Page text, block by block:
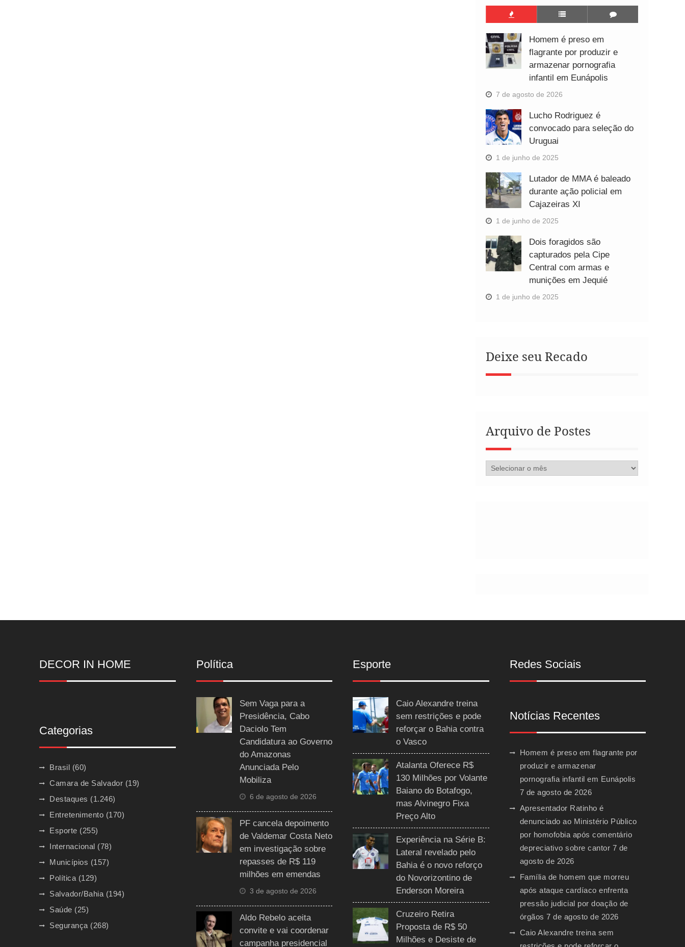
Homem é preso em
flagrante por produzir e
armazenar pornografia
infantil em Eunápolis
7 de agosto de 2026
Lucho Rodriguez é
convocado para seleção do
Uruguai
1 de junho de 2025
Lutador de MMA é baleado
durante ação policial em
Cajazeiras XI
1 de junho de 2025
Dois foragidos são
capturados pela Cipe
Central com armas e
munições em Jequié
1 de junho de 2025
Deixe seu Recado
Arquivo de Postes
Arquivo
DECOR IN HOME
Categorias
Brasil (60)
Camara de Salvador (19)
Destaques (1.246)
Entretenimento (170)
Esporte (255)
Internacional (78)
Municípios (157)
Política (129)
Salvador/Bahia (194)
Saúde (25)
Segurança (268)
Política
Sem Vaga para a
Presidência, Cabo
Daciolo Tem
Candidatura ao Governo
do Amazonas
Anunciada Pelo
Mobiliza
6 de agosto de 2026
PF cancela depoimento
de Valdemar Costa Neto
em investigação sobre
repasses de R$ 119
milhões em emendas
3 de agosto de 2026
Aldo Rebelo aceita
convite e vai coordenar
campanha presidencial
Esporte
Caio Alexandre treina
sem restrições e pode
reforçar o Bahia contra
o Vasco
Atalanta Oferece R$
130 Milhões por Volante
Baiano do Botafogo,
mas Alvinegro Fixa
Preço Alto
Experiência na Série B:
Lateral revelado pelo
Bahia é o novo reforço
do Novorizontino de
Enderson Moreira
Cruzeiro Retira
Proposta de R$ 50
Milhões e Desiste de
Redes Sociais
Notícias Recentes
Homem é preso em flagrante por
produzir e armazenar
pornografia infantil em Eunápolis
7 de agosto de 2026
Apresentador Ratinho é
denunciado ao Ministério Público
por homofobia após comentário
depreciativo sobre cantor 7 de
agosto de 2026
Família de homem que morreu
após ataque cardíaco enfrenta
pressão judicial por doação de
órgãos 7 de agosto de 2026
Caio Alexandre treina sem